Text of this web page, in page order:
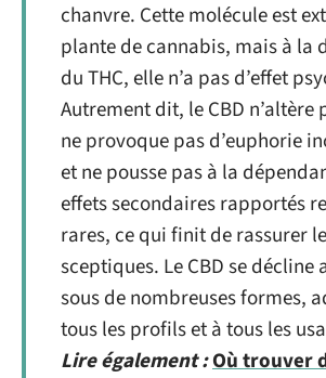
chanvre. Cette molécule est
plante de cannabis, mais à la
du THC, elle n’a pas d’effet
Autrement dit, le CBD n’altère
ne provoque pas d’euphorie
et ne pousse pas à la
effets secondaires rapportés
rares, ce qui finit de rassurer
sceptiques. Le CBD se décline
sous de nombreuses formes,
tous les profils et à tous les
Lire également :Où trouver